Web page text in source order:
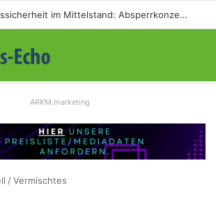
Veranstaltungssicherheit im Mittelstand: Absperrkonzepte für temporäre Außengelände
ARKM.marketing
/Vermischtes